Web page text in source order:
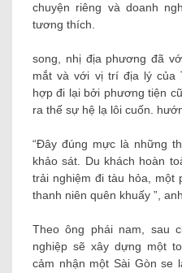
chuyện riêng và doanh
tương thích.
song, nhị địa phương đã
mắt và với vị trí địa lý của
hợp đi lại bởi phương tiện
ra thế sự hệ lạ lôi cuốn.
“Đây đúng mực là những
khảo sát. Du khách hoàn
trải nghiệm đi tàu hỏa, một
thanh niên quên khuấy ”,
Theo ông phái nam, sau
nghiệp sẽ xây dựng một
cảm nhận một Sài Gòn se